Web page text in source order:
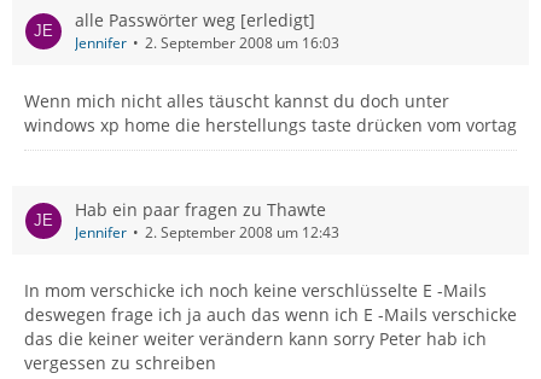
alle Passwörter weg [erledigt]
Jennifer 2. September 2008 um 16:03
Wenn mich nicht alles täuscht kannst du doch unter
windows xp home die herstellungs taste drücken vom vortag
Hab ein paar fragen zu Thawte
Jennifer 2. September 2008 um 12:43
In mom verschicke ich noch keine verschlüsselte E -Mails
deswegen frage ich ja auch das wenn ich E -Mails verschicke
das die keiner weiter verändern kann sorry Peter hab ich
vergessen zu schreiben